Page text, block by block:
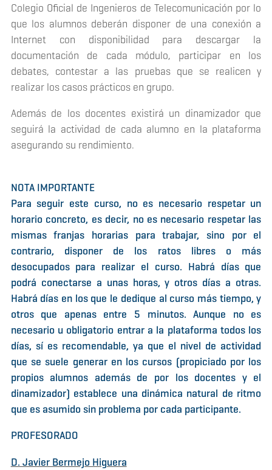
Colegio Oficial de Ingenieros de Telecomunicación por lo
que los alumnos deberán disponer de una conexión a
Internet con disponibilidad para descargar la
documentación de cada módulo, participar en los
debates, contestar a las pruebas que se realicen y
realizar los casos prácticos en grupo.
Además de los docentes existirá un dinamizador que
seguirá la actividad de cada alumno en la plataforma
asegurando su rendimiento.
NOTA IMPORTANTE
Para seguir este curso, no es necesario respetar un
horario concreto, es decir, no es necesario respetar las
mismas franjas horarias para trabajar, sino por el
contrario, disponer de los ratos libres o más
desocupados para realizar el curso. Habrá días que
podrá conectarse a unas horas, y otros días a otras.
Habrá días en los que le dedique al curso más tiempo, y
otros que apenas entre 5 minutos. Aunque no es
necesario u obligatorio entrar a la plataforma todos los
días, sí es recomendable, ya que el nivel de actividad
que se suele generar en los cursos (propiciado por los
propios alumnos además de por los docentes y el
dinamizador) establece una dinámica natural de ritmo
que es asumido sin problema por cada participante.
PROFESORADO
D. Javier Bermejo Higuera